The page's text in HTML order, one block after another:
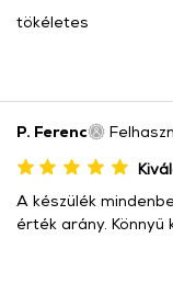
tökéletes
P. Ferenc
A készülék
érték arány. Könnyű